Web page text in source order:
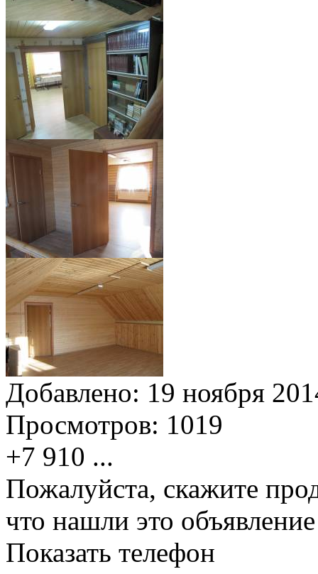
Добавлено: 19 ноября
Просмотров: 1019
+7 910 ...
Пожалуйста, скажите
что нашли это
Показать телефон